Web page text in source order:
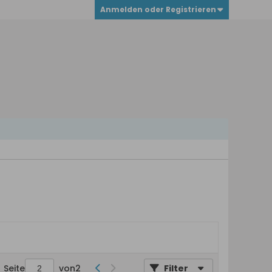
Anmelden oder Registrieren
Seite von2 Filter